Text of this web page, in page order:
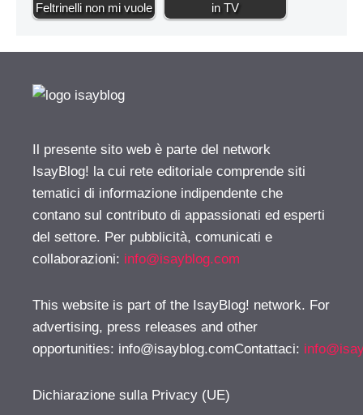
Feltrinelli non mi vuole
in TV
Il presente sito web è parte del network
IsayBlog! la cui rete editoriale comprende siti
tematici di informazione indipendente che
contano sul contributo di appassionati ed esperti
del settore. Per pubblicità, comunicati e
collaborazioni: info@isayblog.com
This website is part of the IsayBlog! network. For
advertising, press releases and other
opportunities: info@isayblog.comContattaci:
Dichiarazione sulla Privacy (UE)